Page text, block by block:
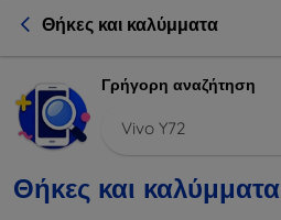
Θήκες και καλύμματα
Γρήγορη αναζήτηση
Vivo Y72
Θήκες και καλύμματα